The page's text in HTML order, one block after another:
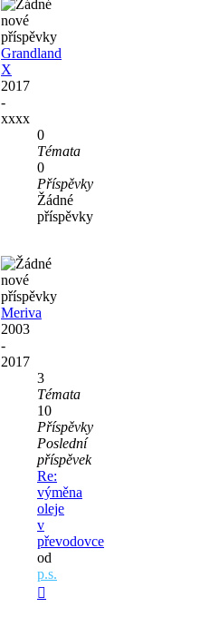
Grandland
X
2017
-
xxxx
0
Témata
0
Příspěvky
Žádné
příspěvky
Meriva
2003
-
2017
3
Témata
10
Příspěvky
Poslední
příspěvek
Re:
výměna
oleje
v
převodovce
od
p.s.